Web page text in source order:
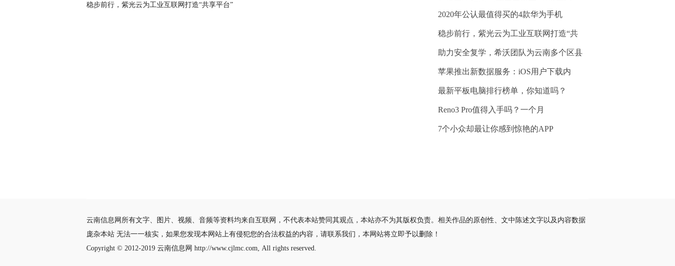
稳步前行，紫光云为工业互联网打造“共享平台”
2020年公认最值得买的4款华为手机
稳步前行，紫光云为工业互联网打造“共
助力安全复学，希沃团队为云南多个区县
苹果推出新数据服务：iOS用户下载内
最新平板电脑排行榜单，你知道吗？
Reno3 Pro值得入手吗？一个月
7个小众却最让你感到惊艳的APP
云南信息网所有文字、图片、视频、音频等资料均来自互联网，不代表本站赞同其观点，本站亦不为其版权负责。相关作品的原创性、文中陈述文字以及内容数据
庞杂本站 无法一一核实，如果您发现本网站上有侵犯您的合法权益的内容，请联系我们，本网站将立即予以删除！
Copyright © 2012-2019 云南信息网 http://www.cjlmc.com, All rights reserved.